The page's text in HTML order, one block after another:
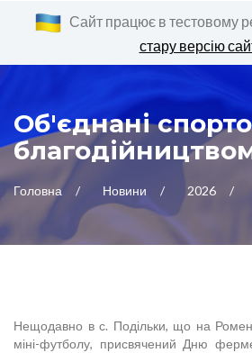
Сайт працює в тестовому
стару версію
Об'єднані
Головна Новини 2026
Нещодавно в с. Подільки, що на
міні-футболу, присвячений Дню